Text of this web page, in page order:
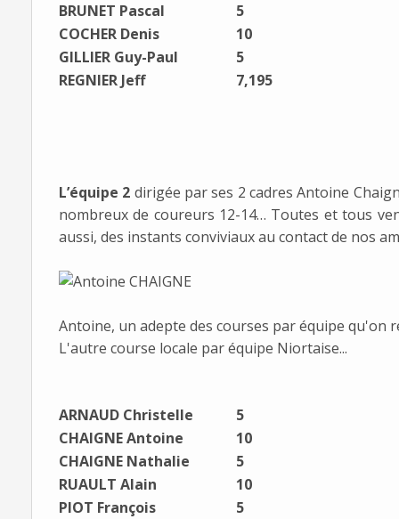
BRUNET Pascal
5
COCHER Denis
10
GILLIER Guy-Paul
5
REGNIER Jeff
7,195
L’équipe 2 dirigée par ses 2 cadres Antoine
nombreux de coureurs 12-14… Toutes et tous
aussi, des instants conviviaux au contact de nos
Antoine, un adepte des courses par équipe qu'on
L'autre course locale par équipe Niortaise...
ARNAUD Christelle
5
CHAIGNE Antoine
10
CHAIGNE Nathalie
5
RUAULT Alain
10
PIOT François
5